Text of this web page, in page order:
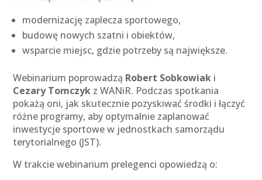
modernizację zaplecza sportowego,
budowę nowych szatni i obiektów,
wsparcie miejsc, gdzie potrzeby są największe.
Webinarium poprowadzą Robert Sobkowiak i
Cezary Tomczyk z WANiR. Podczas spotkania
pokażą oni, jak skutecznie pozyskiwać środki i łączyć
różne programy, aby optymalnie zaplanować
inwestycje sportowe w jednostkach samorządu
terytorialnego (JST).
W trakcie webinarium prelegenci opowiedzą o: